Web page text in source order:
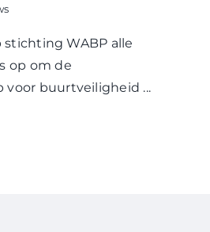
stichting WABP alle
op om de
voor buurtveiligheid ...